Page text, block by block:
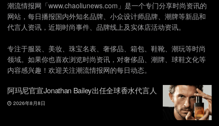
潮流情报网「www.chaoliunews.com」是一个专门分享时尚资讯的
网站，每日播报国内外知名品牌、小众设计师品牌、潮牌等新品和
代言人资讯，近期时尚事件、品牌线上及实体店活动资讯。
专注于服装、美妆、珠宝名表、奢侈品、箱包、鞋靴、潮玩等时尚
领域。如果你也喜欢浏览时尚资讯，对奢侈品、潮牌、球鞋文化等
内容感兴趣！欢迎关注潮流情报网的每日动态。
阿玛尼官宣Jonathan Bailey出任全球香水代言人
2026年8月8日